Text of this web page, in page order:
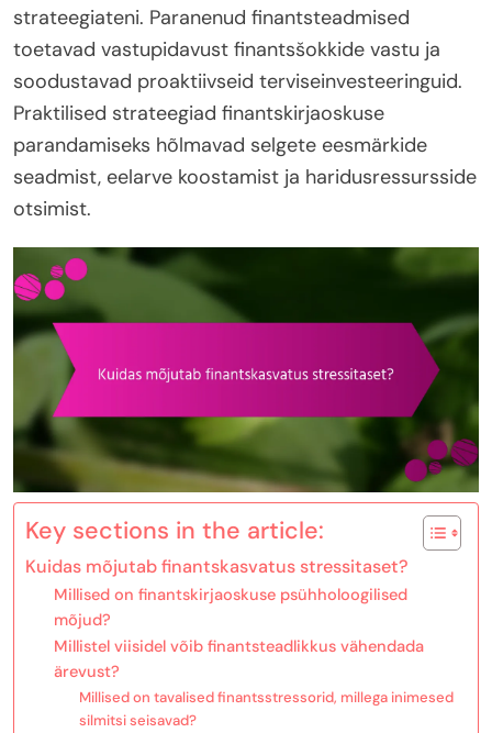
strateegiateni. Paranenud finantsteadmised
toetavad vastupidavust finantsšokkide vastu ja
soodustavad proaktiivseid terviseinvesteeringuid.
Praktilised strateegiad finantskirjaoskuse
parandamiseks hõlmavad selgete eesmärkide
seadmist, eelarve koostamist ja haridusressursside
otsimist.
Key sections in the article:
Kuidas mõjutab finantskasvatus stressitaset?
Millised on finantskirjaoskuse psühholoogilised
mõjud?
Millistel viisidel võib finantsteadlikkus vähendada
ärevust?
Millised on tavalised finantsstressorid, millega inimesed
silmitsi seisavad?